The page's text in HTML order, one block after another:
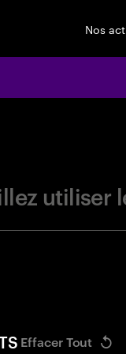
Nos
utiliser
Effacer Tout